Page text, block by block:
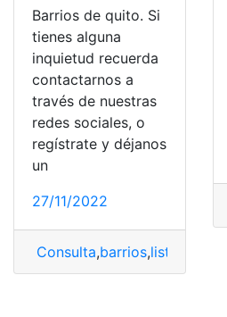
Barrios de quito. Si
tienes alguna
inquietud recuerda
contactarnos a
través de nuestras
redes sociales, o
regístrate y déjanos
un
27/11/2022
Consulta,barrios,lista